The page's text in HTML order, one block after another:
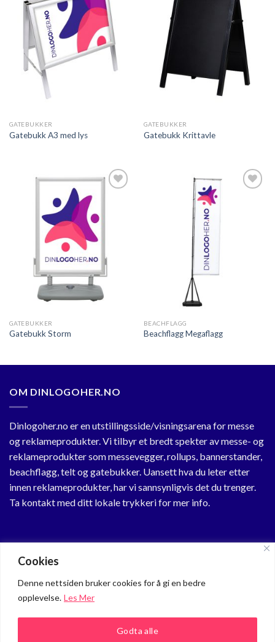
Cookies
Denne nettsiden bruker cookies for å gi en bedre
opplevelse. Les Mer
Godta alle
Legg til
ønskeliste
GATEBUKKER
Gatebukk A3 med lys
Legg til
ønskeliste
GATEBUKKER
Gatebukk Krittavle
Legg til
ønskeliste
GATEBUKKER
Gatebukk Storm
BEACHFLAGG
Beachflagg Megaflagg
OM DINLOGOHER.NO
Dinlogoher.no er en utstillingsside/visningsarena for messe
og reklameprodukter. Vi tilbyr et bredt spekter av messe- og
reklameprodukter som messevegger, rollups, bannerstander,
beachflagg, telt og gatebukker. Uansett hva du leter etter
innen reklameprodukter, har vi sannsynligvis det du trenger.
Ta kontakt med ditt lokale trykkeri for mer info.
KUNDESENTER
Min Profil
Om oss